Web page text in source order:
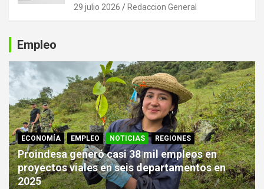
29 julio 2026 Redaccion General
Empleo
ECONOMÍA EMPLEO NOTICIAS REGIONES
Proindesa generó casi 38 mil empleos en
proyectos viales en seis departamentos en
2025